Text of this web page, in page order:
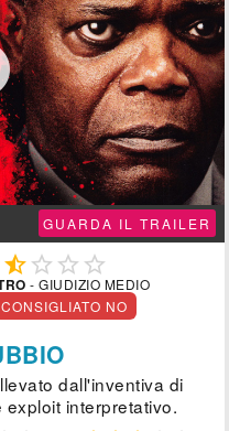
GUARDA IL TRAILER
   
- GIUDIZIO MEDIO
NO
dall'inventiva di
interpretativo.